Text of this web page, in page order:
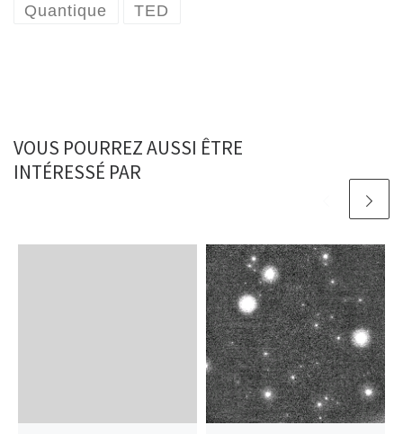
Quantique TED
VOUS POURREZ AUSSI ÊTRE
INTÉRESSÉ PAR